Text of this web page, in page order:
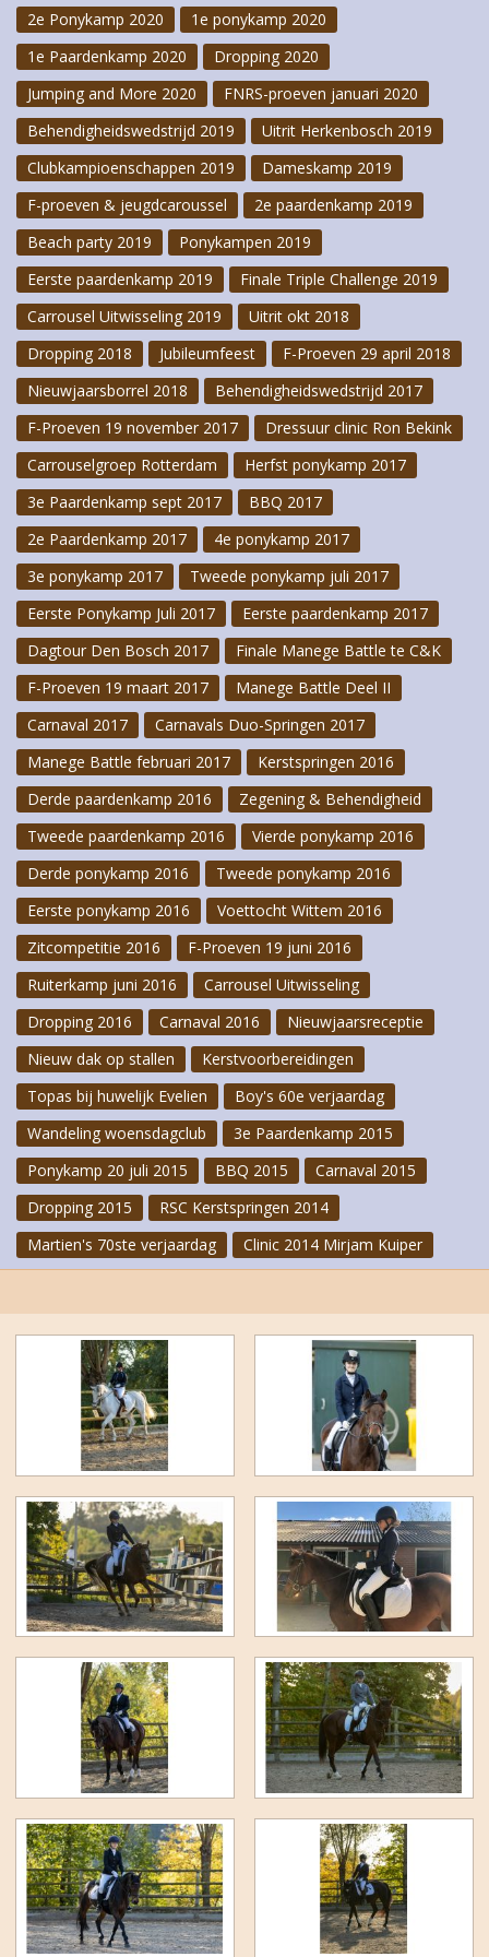
2e Ponykamp 2020
1e ponykamp 2020
1e Paardenkamp 2020
Dropping 2020
Jumping and More 2020
FNRS-proeven januari 2020
Behendigheidswedstrijd 2019
Uitrit Herkenbosch 2019
Clubkampioenschappen 2019
Dameskamp 2019
F-proeven & jeugdcaroussel
2e paardenkamp 2019
Beach party 2019
Ponykampen 2019
Eerste paardenkamp 2019
Finale Triple Challenge 2019
Carrousel Uitwisseling 2019
Uitrit okt 2018
Dropping 2018
Jubileumfeest
F-Proeven 29 april 2018
Nieuwjaarsborrel 2018
Behendigheidswedstrijd 2017
F-Proeven 19 november 2017
Dressuur clinic Ron Bekink
Carrouselgroep Rotterdam
Herfst ponykamp 2017
3e Paardenkamp sept 2017
BBQ 2017
2e Paardenkamp 2017
4e ponykamp 2017
3e ponykamp 2017
Tweede ponykamp juli 2017
Eerste Ponykamp Juli 2017
Eerste paardenkamp 2017
Dagtour Den Bosch 2017
Finale Manege Battle te C&K
F-Proeven 19 maart 2017
Manege Battle Deel II
Carnaval 2017
Carnavals Duo-Springen 2017
Manege Battle februari 2017
Kerstspringen 2016
Derde paardenkamp 2016
Zegening & Behendigheid
Tweede paardenkamp 2016
Vierde ponykamp 2016
Derde ponykamp 2016
Tweede ponykamp 2016
Eerste ponykamp 2016
Voettocht Wittem 2016
Zitcompetitie 2016
F-Proeven 19 juni 2016
Ruiterkamp juni 2016
Carrousel Uitwisseling
Dropping 2016
Carnaval 2016
Nieuwjaarsreceptie
Nieuw dak op stallen
Kerstvoorbereidingen
Topas bij huwelijk Evelien
Boy's 60e verjaardag
Wandeling woensdagclub
3e Paardenkamp 2015
Ponykamp 20 juli 2015
BBQ 2015
Carnaval 2015
Dropping 2015
RSC Kerstspringen 2014
Martien's 70ste verjaardag
Clinic 2014 Mirjam Kuiper